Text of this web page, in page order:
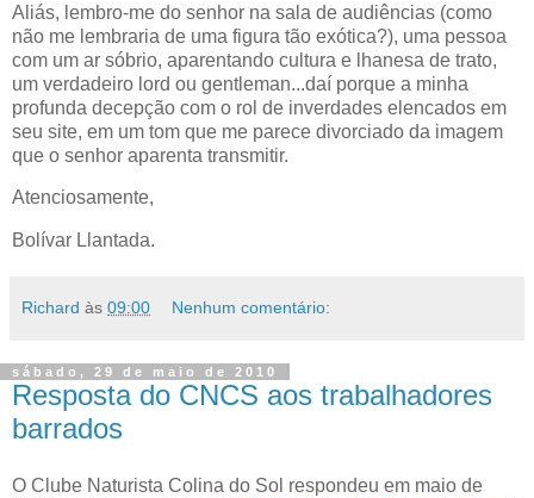
Aliás, lembro-me do senhor na sala de audiências (como
não me lembraria de uma figura tão exótica?), uma pessoa
com um ar sóbrio, aparentando cultura e lhanesa de trato,
um verdadeiro lord ou gentleman...daí porque a minha
profunda decepção com o rol de inverdades elencados em
seu site, em um tom que me parece divorciado da imagem
que o senhor aparenta transmitir.
Atenciosamente,
Bolívar Llantada.
Richard às 09:00 Nenhum comentário:
sábado, 29 de maio de 2010
Resposta do CNCS aos trabalhadores
barrados
O Clube Naturista Colina do Sol respondeu em maio de